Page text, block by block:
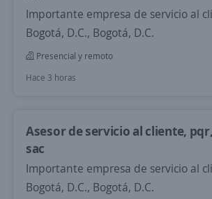
Importante empresa de servicio al
Bogotá, D.C., Bogotá, D.C.
Presencial y remoto
Hace 3 horas
Asesor de servicio al cliente,
sac
Importante empresa de servicio al
Bogotá, D.C., Bogotá, D.C.